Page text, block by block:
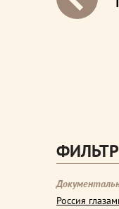
ФИЛЬТР
Россия